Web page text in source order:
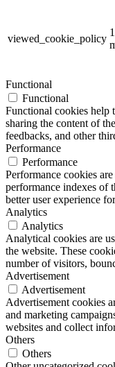
viewed_cookie_policy
Functional
Functional
Functional cookies help
sharing the content of
feedbacks, and other
Performance
Performance
Performance cookies
performance indexes of
better user experience
Analytics
Analytics
Analytical cookies are
the website. These
number of visitors,
Advertisement
Advertisement
Advertisement cookies
and marketing
websites and collect
Others
Others